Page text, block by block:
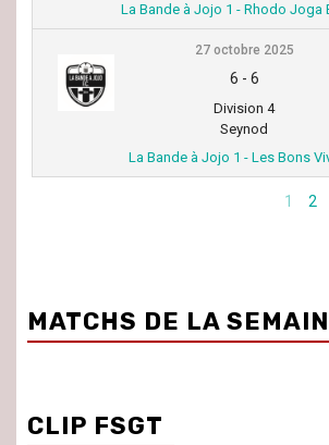
La Bande à Jojo 1 - Rhodo Joga
27 octobre 2025
6 - 6
Division 4
Seynod
La Bande à Jojo 1 - Les Bons
1 2
MATCHS DE LA
CLIP FSGT